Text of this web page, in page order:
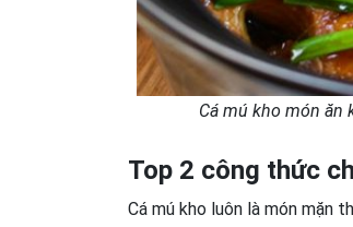
Cá mú kho món ăn
Top 2 công thức
Cá mú kho luôn là món mặn